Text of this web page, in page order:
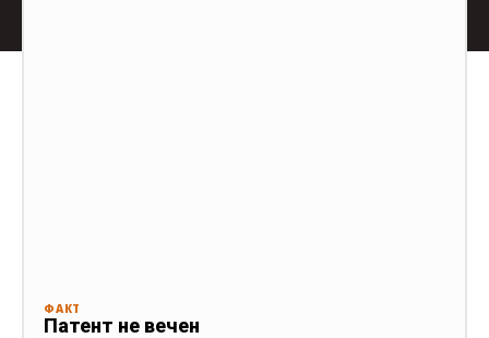
ФАКТ
Патент не вечен